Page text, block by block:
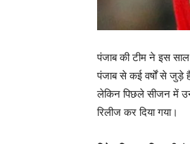
पंजाब की टीम ने इस
पंजाब से कई वर्षों से जुड़े
लेकिन पिछले सीजन में
रिलीज कर दिया गया।